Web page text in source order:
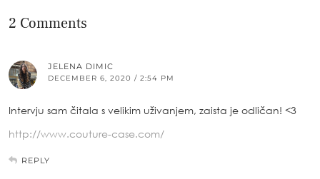
2 Comments
JELENA DIMIC
DECEMBER 6, 2020 / 2:54 PM
Intervju sam čitala s velikim uživanjem, zaista je odličan! <3
http://www.couture-case.com/
REPLY